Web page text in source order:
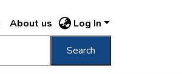
About us Log In
Search